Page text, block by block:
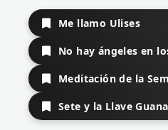
Me llamo Ulises
No hay ángeles en
Meditación de la
Sete y la Llave